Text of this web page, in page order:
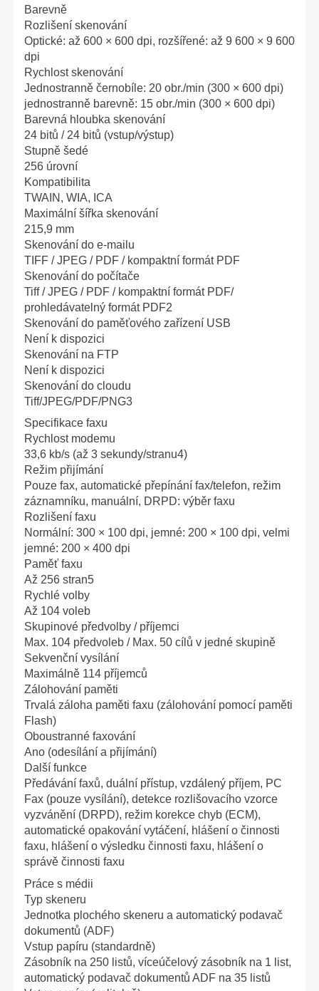
Barevně
Rozlišení skenování
Optické: až 600 × 600 dpi, rozšířené: až 9 600 × 9 600
dpi
Rychlost skenování
Jednostranně černobíle: 20 obr./min (300 × 600 dpi)
jednostranně barevně: 15 obr./min (300 × 600 dpi)
Barevná hloubka skenování
24 bitů / 24 bitů (vstup/výstup)
Stupně šedé
256 úrovní
Kompatibilita
TWAIN, WIA, ICA
Maximální šířka skenování
215,9 mm
Skenování do e-mailu
TIFF / JPEG / PDF / kompaktní formát PDF
Skenování do počítače
Tiff / JPEG / PDF / kompaktní formát PDF/
prohledávatelný formát PDF2
Skenování do paměťového zařízení USB
Není k dispozici
Skenování na FTP
Není k dispozici
Skenování do cloudu
Tiff/JPEG/PDF/PNG3
Specifikace faxu
Rychlost modemu
33,6 kb/s (až 3 sekundy/stranu4)
Režim přijímání
Pouze fax, automatické přepínání fax/telefon, režim
záznamníku, manuální, DRPD: výběr faxu
Rozlišení faxu
Normální: 300 × 100 dpi, jemné: 200 × 100 dpi, velmi
jemné: 200 × 400 dpi
Paměť faxu
Až 256 stran5
Rychlé volby
Až 104 voleb
Skupinové předvolby / příjemci
Max. 104 předvoleb / Max. 50 cílů v jedné skupině
Sekvenční vysílání
Maximálně 114 příjemců
Zálohování paměti
Trvalá záloha paměti faxu (zálohování pomocí paměti
Flash)
Oboustranné faxování
Ano (odesílání a přijímání)
Další funkce
Předávání faxů, duální přístup, vzdálený příjem, PC
Fax (pouze vysílání), detekce rozlišovacího vzorce
vyzvánění (DRPD), režim korekce chyb (ECM),
automatické opakování vytáčení, hlášení o činnosti
faxu, hlášení o výsledku činnosti faxu, hlášení o
správě činnosti faxu
Práce s médii
Typ skeneru
Jednotka plochého skeneru a automatický podavač
dokumentů (ADF)
Vstup papíru (standardně)
Zásobník na 250 listů, víceúčelový zásobník na 1 list,
automatický podavač dokumentů ADF na 35 listů